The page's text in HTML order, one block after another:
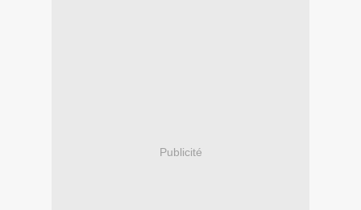
Publicité